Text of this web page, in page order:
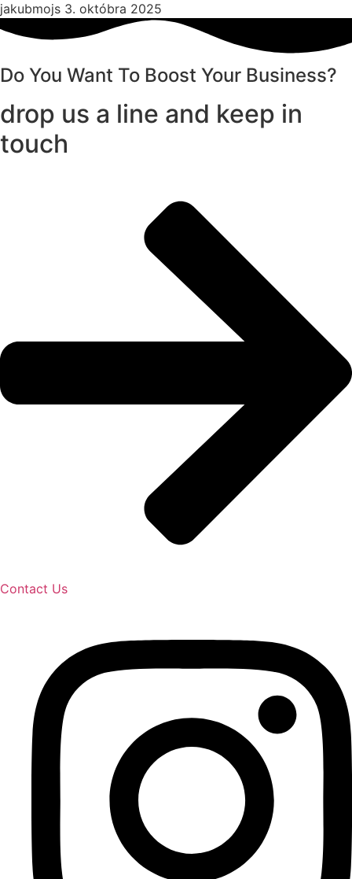
jakubmojs 3. októbra 2025
Do You Want To Boost Your Business?
drop us a line and keep in
touch
Contact Us